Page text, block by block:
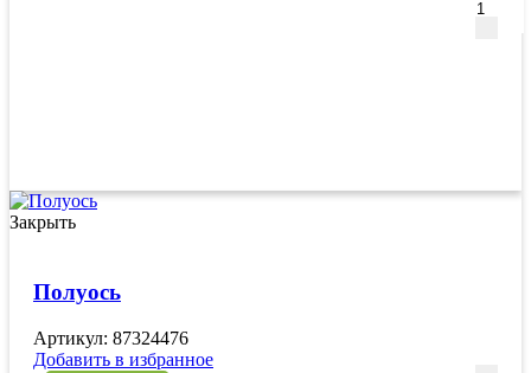
Закрыть
Полуось
Артикул: 87324476
Добавить в избранное